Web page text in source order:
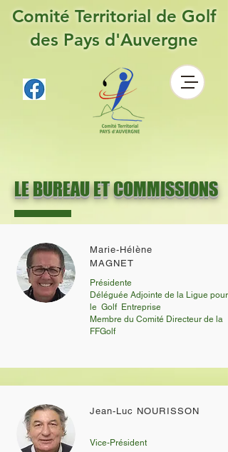
Comité Territorial de Golf
des Pays d'Auvergne
LE BUREAU ET COMMISSIONS
Marie-Hélène
MAGNET
Présidente
Déléguée Adjointe de la Ligue pour
le Golf Entreprise
Membre du Comité Directeur de la
FFGolf
Jean-Luc NOURISSON
Vice-Président